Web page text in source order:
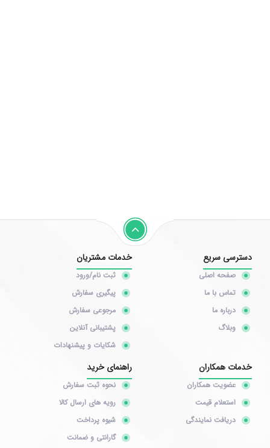
دسترسی سریع
صفحه اصلی
تماس با ما
درباره ما
وبلاگ
خدمات مشتریان
ثبت نام/ورود
پیگیری سفارش
مرجوعی سفارش
پشتیبانی آنلاین
شکایات و پیشنهادات
خدمات همکاران
عضویت همکاران
استعلام قیمت
دریافت نمایندگی
راهنمای خرید
نحوه ثبت سفارش
رویه های ارسال کالا
شیوه پرداخت
گارانتی و ضمانت